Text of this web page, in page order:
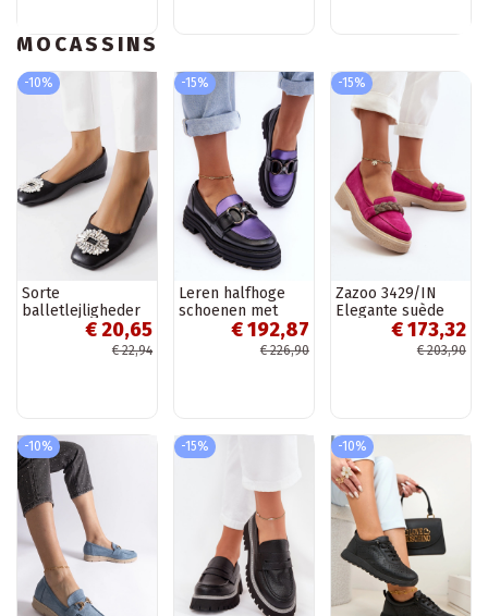
MOCASSINS
-10%
Sorte
balletlejligheder
med Miren broche
€ 20,65
€ 22,94
-15%
Leren halfhoge
schoenen met
zware zool Elkiza
zwarte en paarse
€ 192,87
€ 226,90
-15%
Zazoo 3429/IN
Elegante suède
mocassins met
ornamenten roze
€ 173,32
€ 203,90
-10% -15% -10%